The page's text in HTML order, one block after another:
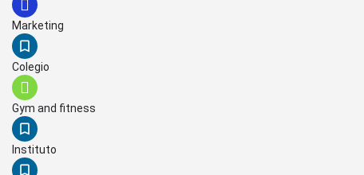
Marketing
Colegio
Gym and fitness
Instituto